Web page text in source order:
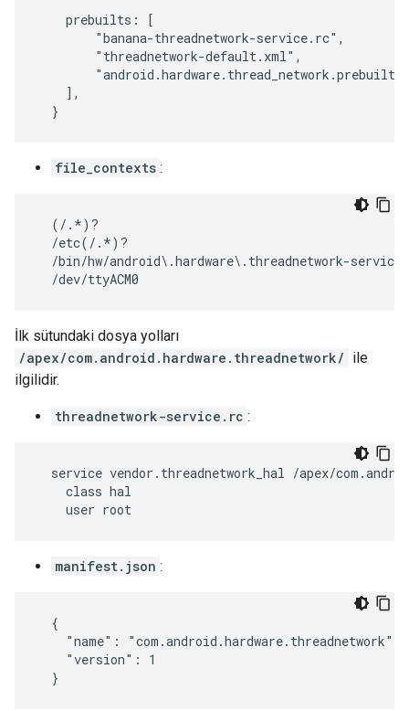
    prebuilts: [
        "banana-threadnetwork-service.rc",
        "threadnetwork-default.xml",
    ],
  }
file_contexts :
(/.*)?
/etc(/.*)?
/bin/hw/android\.hardware\.threadnetwork-
/dev/ttyACM0
İlk sütundaki dosya yolları
/apex/com.android.hardware.threadnetwork/ ile
ilgilidir.
threadnetwork-service.rc :
service vendor.threadnetwork_hal /apex/
    class hal
    user root
manifest.json :
  {
    "name": "com.android.hardware.threadnetwork",
    "version": 1
  }